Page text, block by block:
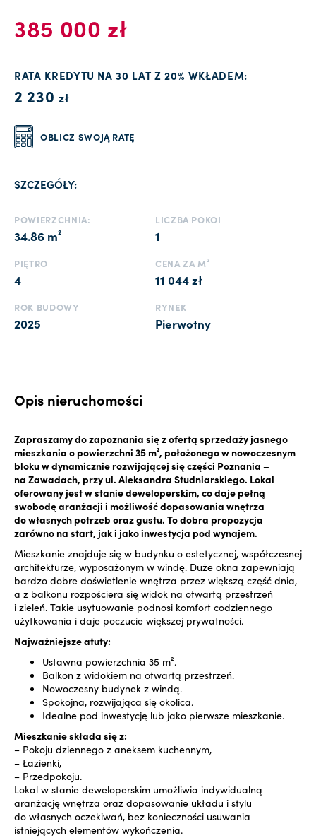
385 000 zł
RATA KREDYTU NA 30 LAT Z 20% WKŁADEM:
2 230 zł
OBLICZ SWOJĄ RATĘ
SZCZEGÓŁY:
POWIERZCHNIA:
34.86 m²
LICZBA POKOI
1
PIĘTRO
4
CENA ZA M²
11 044 zł
ROK BUDOWY
2025
RYNEK
Pierwotny
Opis nieruchomości
Zapraszamy do zapoznania się z ofertą sprzedaży jasnego
mieszkania o powierzchni 35 m², położonego w nowoczesnym
bloku w dynamicznie rozwijającej się części Poznania –
na Zawadach, przy ul. Aleksandra Studniarskiego. Lokal
oferowany jest w stanie deweloperskim, co daje pełną
swobodę aranżacji i możliwość dopasowania wnętrza
do własnych potrzeb oraz gustu. To dobra propozycja
zarówno na start, jak i jako inwestycja pod wynajem.
Mieszkanie znajduje się w budynku o estetycznej, współczesnej
architekturze, wyposażonym w windę. Duże okna zapewniają
bardzo dobre doświetlenie wnętrza przez większą część dnia,
a z balkonu rozpościera się widok na otwartą przestrzeń
i zieleń. Takie usytuowanie podnosi komfort codziennego
użytkowania i daje poczucie większej prywatności.
Najważniejsze atuty:
Ustawna powierzchnia 35 m².
Balkon z widokiem na otwartą przestrzeń.
Nowoczesny budynek z windą.
Spokojna, rozwijająca się okolica.
Idealne pod inwestycję lub jako pierwsze mieszkanie.
Mieszkanie składa się z:
– Pokoju dziennego z aneksem kuchennym,
– Łazienki,
– Przedpokoju.
Lokal w stanie deweloperskim umożliwia indywidualną
aranżację wnętrza oraz dopasowanie układu i stylu
do własnych oczekiwań, bez konieczności usuwania
istniejących elementów wykończenia.